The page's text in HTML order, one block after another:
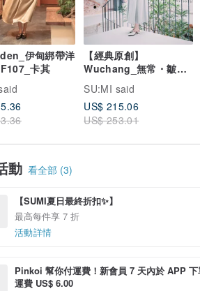
伊甸綁帶洋
卡其
【經典原創】
Wuchang_無常・皺褶
綠
SU:MI said
US$ 215.06
US$ 253.01
動 看全部 (3)
【SUMI夏日最終折扣✨】
最高每件享 7 折
活動詳情
Pinkoi 幫你付運費！新會員 7 天內於 APP
運費 US$ 6.00